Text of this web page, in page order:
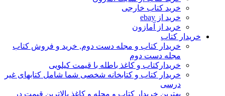
خرید کتاب خارجی
خرید از ebay
خرید از آمازون
خریدار کتاب
خریدار کتاب و مجله دست دوم, خرید و فروش کتاب
مجله دست دوم
خریدارکتاب و کاغذ باطله با قیمت کیلویی
خریدار کتاب و کتابخانه شخصی شما شامل کتابهای غیر
درسی
بهترین خریدار کتاب و مجله و کاغذ بالاترین قیمت در